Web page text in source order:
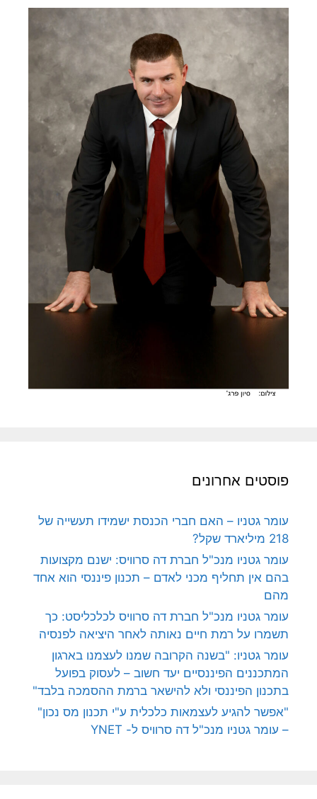
פוסטים אחרונים
עומר גטניו – האם חברי הכנסת ישמידו תעשייה של
218 מיליארד שקל?
עומר גטניו מנכ"ל חברת דה סרוויס: ישנם מקצועות
בהם אין תחליף מכני לאדם – תכנון פיננסי הוא אחד
מהם
עומר גטניו מנכ"ל חברת דה סרוויס לכלכליסט: כך
תשמרו על רמת חיים נאותה לאחר היציאה לפנסיה
עומר גטניו: "בשנה הקרובה שמנו לעצמנו בארגון
המתכננים הפיננסיים יעד חשוב – לעסוק בפועל
בתכנון הפיננסי ולא להישאר ברמת ההסמכה בלבד"
"אפשר להגיע לעצמאות כלכלית ע"י תכנון מס נכון"
– עומר גטניו מנכ"ל דה סרוויס ל- YNET